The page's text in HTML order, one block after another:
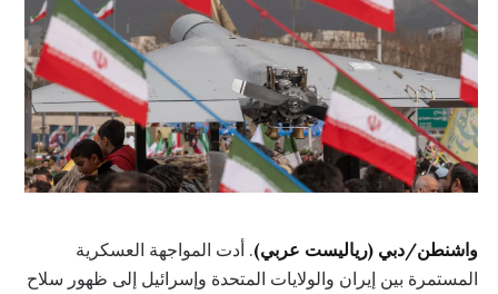
واشنطن/دبي (رياليست عربي). أدت المواجهة العسكرية
المستمرة بين إيران والولايات المتحدة وإسرائيل إلى ظهور سلاح